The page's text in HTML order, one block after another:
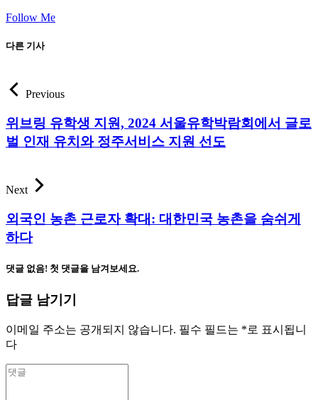
Follow Me
다른 기사
Previous
위브링 유학생 지원, 2024 서울유학박람회에서 글로
벌 인재 유치와 정주서비스 지원 선도
Next
외국인 농촌 근로자 확대: 대한민국 농촌을 숨쉬게
하다
댓글 없음! 첫 댓글을 남겨보세요.
답글 남기기
이메일 주소는 공개되지 않습니다. 필수 필드는 *로 표시됩니
다